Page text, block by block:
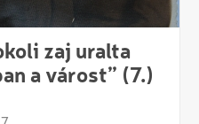
zaj uralta
a várost” (7.)